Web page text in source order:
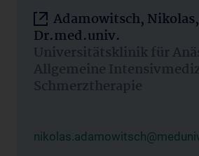
Adamowitsch, Nikolas,
Dr.med.univ.
Universitätsklinik für
Allgemeine
Schmerztherapie